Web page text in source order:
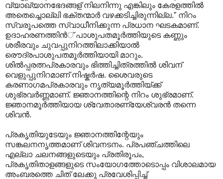
വ്യാഖ്യാനഭേദങ്ങള് ‍നിലനിന്നു എങ്കിലും കേരളത്തില്‍
അതെച്ചൊല്ലി ഭക്തന്മാര്‍ വഴക്കടിച്ചിരുന്നില്ല.” നിറം
സ്വരൂപത്തെ സ്വാധീനിക്കുന്ന പ്രധാന ഘടകമാണ‍്.
ഉദാഹരണത്തിന്‍് പാശുപതമൂര്‍ത്തിയുടെ കണ്ണും
ശരീരവും ചുവപ്പുനിറത്തിലാക്കിയാല്‍
രൌദ്രപാശുപതമൂര്‍ത്തിയായി മാറും.
ശില്‍പ്പരത്നപ്രകാരവും ഭിത്തിച്ചിത്രത്തില്‍ ശിവന്
വെളുപ്പുനിറമാണ് നിഷ്കര്‍ഷ. ശൈവരുടെ
കരണാഗമപ്രകാരവും നൃത്യമൂര്‍ത്തിയ്ക്ക്
ശുഭ്രവര്‍ണ്ണമാണ്. ജ്ഞാനത്തിന്റെ നിറം ശുഭ്രമാണ്.
ജ്ഞാനമൂര്‍ത്തിയായ ശ്വേതാരണ്യേശ്വരന്‍ തന്നെ
ശിവന്‍.
പ്രകൃതിയുടേയും ജ്ഞാനത്തിന്റേയും
സങ്കലനനൃത്തമാണ് ശിവനടനം. പ്രപഞ്ചത്തിലെ
എല്ലാ ചലനങ്ങളുടെയും പ്രതിരൂപം,
പ്രകൃതിതാളങ്ങളുടെ സംയോഗത്തോടൊപ്പം വിശാലമായ
അംബരത്തെ ചിത് ലേക്കു പ്രവേശിപ്പിച്ച്